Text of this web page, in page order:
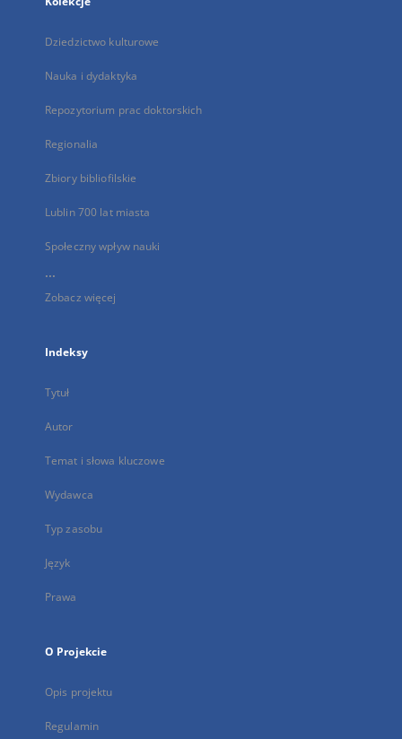
Dziedzictwo kulturowe
Nauka i dydaktyka
Repozytorium prac doktorskich
Regionalia
Zbiory bibliofilskie
Lublin 700 lat miasta
Społeczny wpływ nauki
...
Zobacz więcej
Indeksy
Tytuł
Autor
Temat i słowa kluczowe
Wydawca
Typ zasobu
Język
Prawa
O Projekcie
Opis projektu
Regulamin